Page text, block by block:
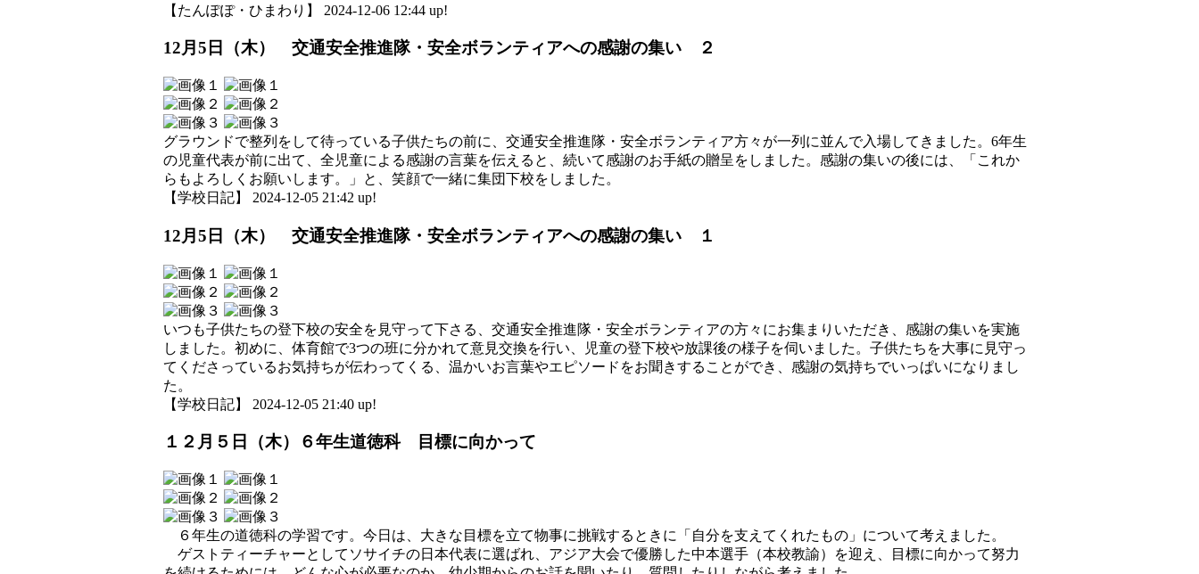
【たんぽぽ・ひまわり】 2024-12-06 12:44 up!
12月5日（木） 交通安全推進隊・安全ボランティアへの感謝の集い ２
グラウンドで整列をして待っている子供たちの前に、交通安全推進隊・安全ボランティア方々が一列に並んで入場してきました。6年生
の児童代表が前に出て、全児童による感謝の言葉を伝えると、続いて感謝のお手紙の贈呈をしました。感謝の集いの後には、「これか
らもよろしくお願いします。」と、笑顔で一緒に集団下校をしました。
【学校日記】 2024-12-05 21:42 up!
12月5日（木） 交通安全推進隊・安全ボランティアへの感謝の集い １
いつも子供たちの登下校の安全を見守って下さる、交通安全推進隊・安全ボランティアの方々にお集まりいただき、感謝の集いを実施
しました。初めに、体育館で3つの班に分かれて意見交換を行い、児童の登下校や放課後の様子を伺いました。子供たちを大事に見守っ
てくださっているお気持ちが伝わってくる、温かいお言葉やエピソードをお聞きすることができ、感謝の気持ちでいっぱいになりまし
た。
【学校日記】 2024-12-05 21:40 up!
１２月５日（木）６年生道徳科 目標に向かって
６年生の道徳科の学習です。今日は、大きな目標を立て物事に挑戦するときに「自分を支えてくれたもの」について考えました。
ゲストティーチャーとしてソサイチの日本代表に選ばれ、アジア大会で優勝した中本選手（本校教諭）を迎え、目標に向かって努力